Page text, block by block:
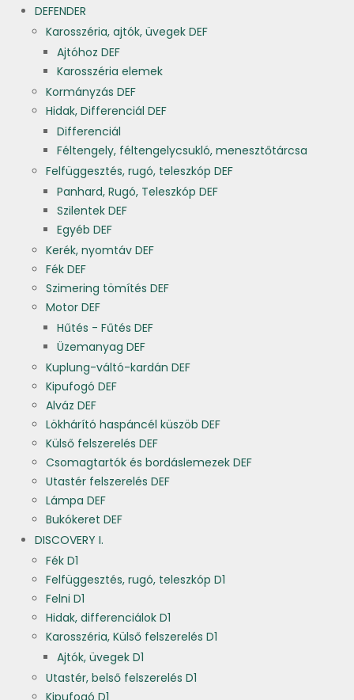
DEFENDER
Karosszéria, ajtók, üvegek DEF
Ajtóhoz DEF
Karosszéria elemek
Kormányzás DEF
Hidak, Differenciál DEF
Differenciál
Féltengely, féltengelycsukló, menesztőtárcsa
Felfüggesztés, rugó, teleszkóp DEF
Panhard, Rugó, Teleszkóp DEF
Szilentek DEF
Egyéb DEF
Kerék, nyomtáv DEF
Fék DEF
Szimering tömítés DEF
Motor DEF
Hűtés - Fűtés DEF
Üzemanyag DEF
Kuplung-váltó-kardán DEF
Kipufogó DEF
Alváz DEF
Lökhárító haspáncél küszöb DEF
Külső felszerelés DEF
Csomagtartók és bordáslemezek DEF
Utastér felszerelés DEF
Lámpa DEF
Bukókeret DEF
DISCOVERY I.
Fék D1
Felfüggesztés, rugó, teleszkóp D1
Felni D1
Hidak, differenciálok D1
Karosszéria, Külső felszerelés D1
Ajtók, üvegek D1
Utastér, belső felszerelés D1